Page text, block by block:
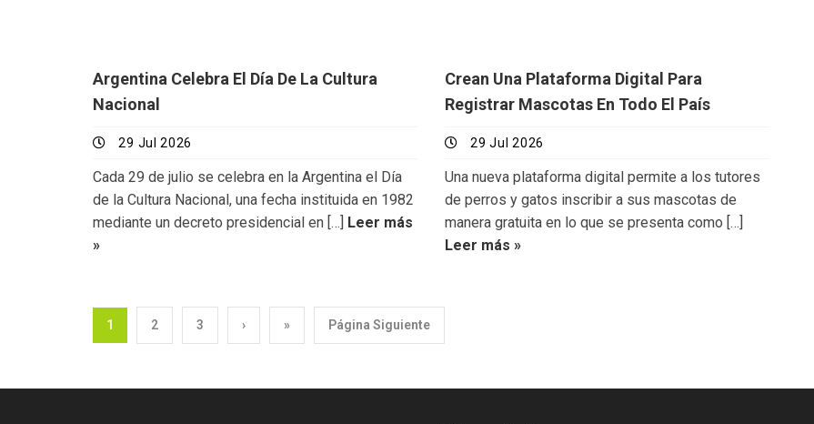
Argentina Celebra El Día De La Cultura
Nacional
29 Jul 2026
Cada 29 de julio se celebra en la Argentina el Día
de la Cultura Nacional, una fecha instituida en 1982
mediante un decreto presidencial en […] Leer más
»
Crean Una Plataforma Digital Para
Registrar Mascotas En Todo El País
29 Jul 2026
Una nueva plataforma digital permite a los tutores
de perros y gatos inscribir a sus mascotas de
manera gratuita en lo que se presenta como […]
Leer más »
1 2 3 › » Página Siguiente